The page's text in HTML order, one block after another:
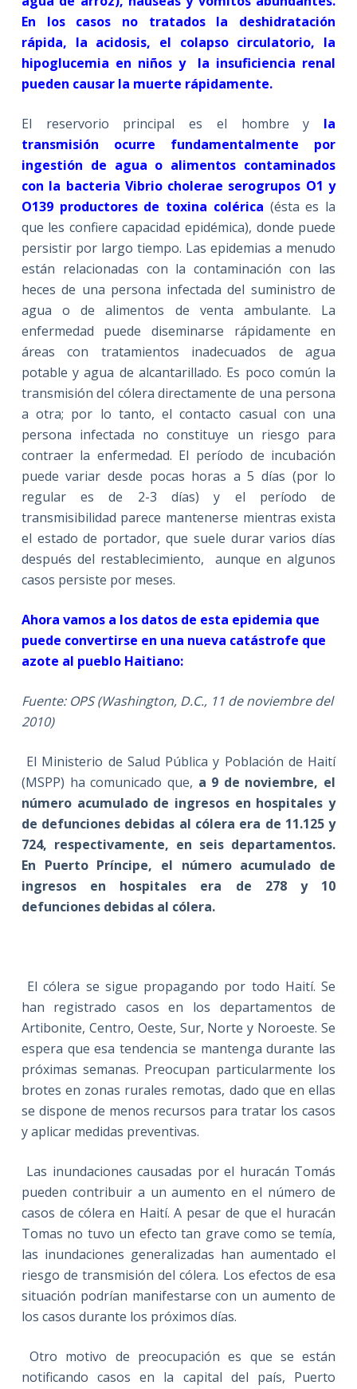
En los casos no tratados la deshidratación
rápida, la acidosis, el colapso circulatorio, la
hipoglucemia en niños y la insuficiencia renal
pueden causar la muerte rápidamente.
El reservorio principal es el hombre y la
transmisión ocurre fundamentalmente por
ingestión de agua o alimentos contaminados
con la bacteria Vibrio cholerae serogrupos O1 y
O139 productores de toxina colérica (ésta es la
que les confiere capacidad epidémica), donde puede
persistir por largo tiempo. Las epidemias a menudo
están relacionadas con la contaminación con las
heces de una persona infectada del suministro de
agua o de alimentos de venta ambulante. La
enfermedad puede diseminarse rápidamente en
áreas con tratamientos inadecuados de agua
potable y agua de alcantarillado. Es poco común la
transmisión del cólera directamente de una persona
a otra; por lo tanto, el contacto casual con una
persona infectada no constituye un riesgo para
contraer la enfermedad. El período de incubación
puede variar desde pocas horas a 5 días (por lo
regular es de 2-3 días) y el período de
transmisibilidad parece mantenerse mientras exista
el estado de portador, que suele durar varios días
después del restablecimiento, aunque en algunos
casos persiste por meses.
Ahora vamos a los datos de esta epidemia que
puede convertirse en una nueva catástrofe que
azote al pueblo Haitiano:
Fuente: OPS (Washington, D.C., 11 de noviembre del
2010)
El Ministerio de Salud Pública y Población de Haití
(MSPP) ha comunicado que, a 9 de noviembre, el
número acumulado de ingresos en hospitales y
de defunciones debidas al cólera era de 11.125 y
724, respectivamente, en seis departamentos.
En Puerto Príncipe, el número acumulado de
ingresos en hospitales era de 278 y 10
defunciones debidas al cólera.
El cólera se sigue propagando por todo Haití. Se
han registrado casos en los departamentos de
Artibonite, Centro, Oeste, Sur, Norte y Noroeste. Se
espera que esa tendencia se mantenga durante las
próximas semanas. Preocupan particularmente los
brotes en zonas rurales remotas, dado que en ellas
se dispone de menos recursos para tratar los casos
y aplicar medidas preventivas.
Las inundaciones causadas por el huracán Tomás
pueden contribuir a un aumento en el número de
casos de cólera en Haití. A pesar de que el huracán
Tomas no tuvo un efecto tan grave como se temía,
las inundaciones generalizadas han aumentado el
riesgo de transmisión del cólera. Los efectos de esa
situación podrían manifestarse con un aumento de
los casos durante los próximos días.
Otro motivo de preocupación es que se están
notificando casos en la capital del país, Puerto